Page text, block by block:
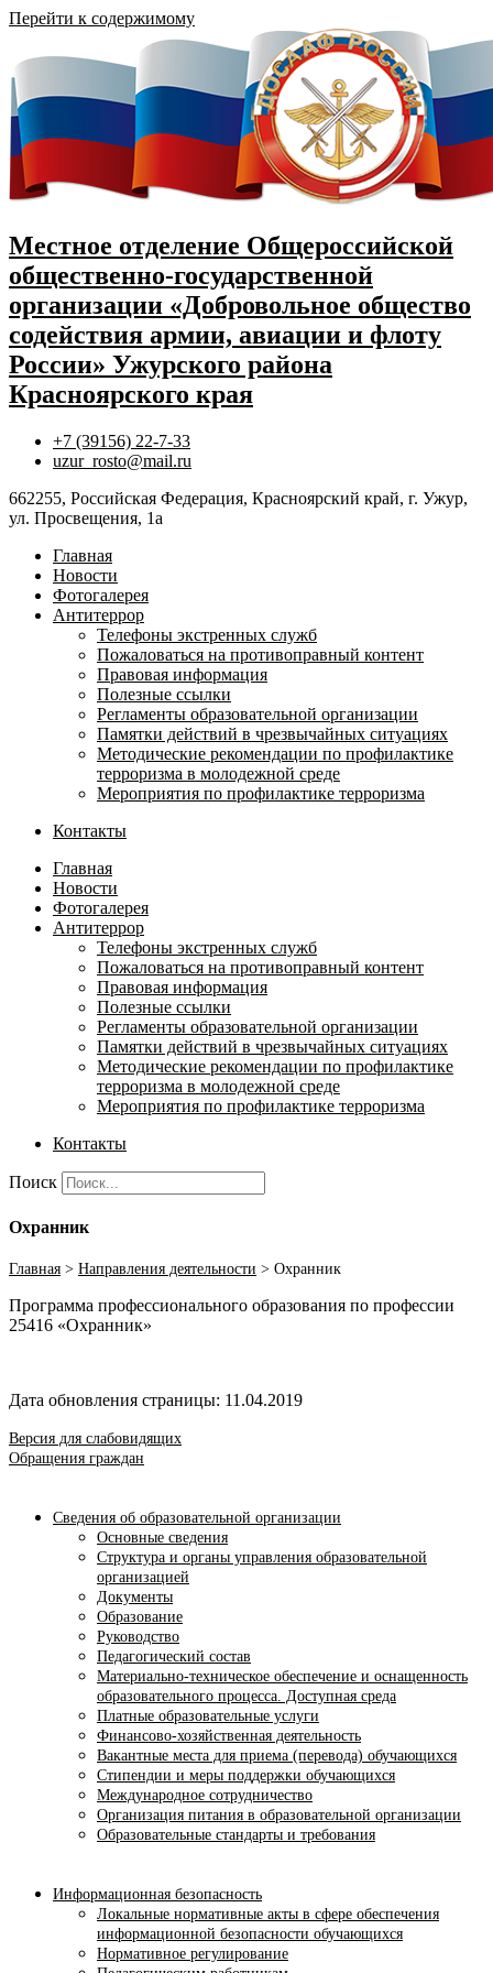
Перейти к содержимому
Местное отделение Общероссийской
общественно-государственной
организации «Добровольное общество
содействия армии, авиации и флоту
России» Ужурского района
Красноярского края
+7 (39156) 22-7-33
uzur_rosto@mail.ru
662255, Российская Федерация, Красноярский край, г. Ужур,
ул. Просвещения, 1а
Главная
Новости
Фотогалерея
Антитеррор
Телефоны экстренных служб
Пожаловаться на противоправный контент
Правовая информация
Полезные ссылки
Регламенты образовательной организации
Памятки действий в чрезвычайных ситуациях
Методические рекомендации по профилактике
терроризма в молодежной среде
Мероприятия по профилактике терроризма
Контакты
Главная
Новости
Фотогалерея
Антитеррор
Телефоны экстренных служб
Пожаловаться на противоправный контент
Правовая информация
Полезные ссылки
Регламенты образовательной организации
Памятки действий в чрезвычайных ситуациях
Методические рекомендации по профилактике
терроризма в молодежной среде
Мероприятия по профилактике терроризма
Контакты
Поиск
Охранник
Главная > Направления деятельности > Охранник
Программа профессионального образования по профессии
25416 «Охранник»
Дата обновления страницы: 11.04.2019
Версия для слабовидящих
Обращения граждан
Сведения об образовательной организации
Основные сведения
Структура и органы управления образовательной
организацией
Документы
Образование
Руководство
Педагогический состав
Материально-техническое обеспечение и оснащенность
образовательного процесса. Доступная среда
Платные образовательные услуги
Финансово-хозяйственная деятельность
Вакантные места для приема (перевода) обучающихся
Стипендии и меры поддержки обучающихся
Международное сотрудничество
Организация питания в образовательной организации
Образовательные стандарты и требования
Информационная безопасность
Локальные нормативные акты в сфере обеспечения
информационной безопасности обучающихся
Нормативное регулирование